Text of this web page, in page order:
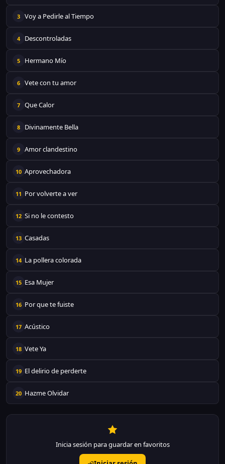
3 Voy a Pedirle al Tiempo
4 Descontroladas
5 Hermano Mío
6 Vete con tu amor
7 Que Calor
8 Divinamente Bella
9 Amor clandestino
10 Aprovechadora
11 Por volverte a ver
12 Si no le contesto
13 Casadas
14 La pollera colorada
15 Esa Mujer
16 Por que te fuiste
17 Acústico
18 Vete Ya
19 El delirio de perderte
20 Hazme Olvidar
Inicia sesión para guardar en favoritos